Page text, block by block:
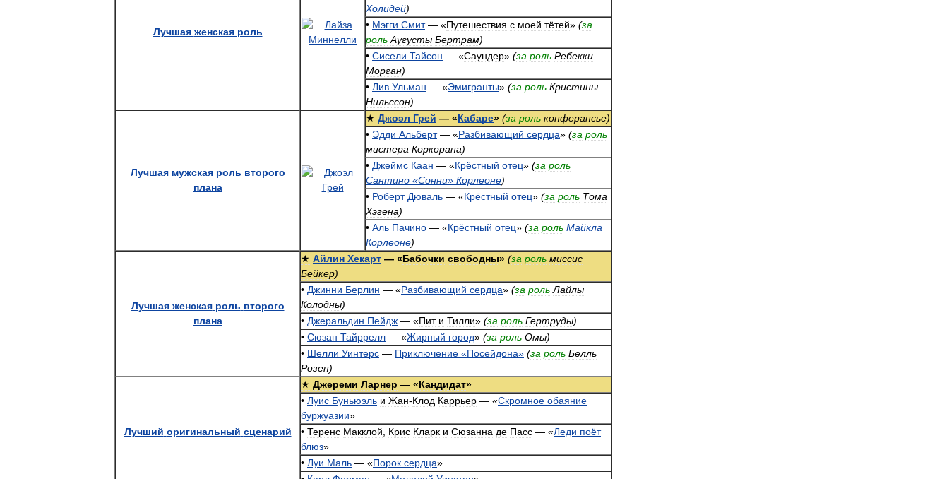
Лучшая женская роль
Холидей)
• Мэгги Смит— «Путешествия с моей тётей» (за
роль Аугусты Бертрам)
• Сисели Тайсон — «Саундер» (за роль Ребекки
Морган)
• Лив Ульман — «Эмигранты» (за роль Кристины
Нильссон)
Лучшая мужская роль второго
плана
★ Джоэл Грей — «Кабаре» (за роль конферансье)
• Эдди Альберт— «Разбивающий сердца» (за роль
мистера Коркорана)
• Джеймс Каан — «Крёстный отец» (за роль
Сантино «Сонни» Корлеоне)
• Роберт Дюваль — «Крёстный отец» (за роль Тома
Хэгена)
• Аль Пачино — «Крёстный отец» (за роль Майкла
Корлеоне)
Лучшая женская роль второго
плана
★ Айлин Хекарт — «Бабочки свободны» (за роль миссис
Бейкер)
• Джинни Берлин — «Разбивающий сердца» (за роль Лайлы
Колодны)
• Джеральдин Пейдж — «Пит и Тилли» (за роль Гертруды)
• Сюзан Тайррелл — «Жирный город» (за роль Омы)
• Шелли Уинтерс — Приключение «Посейдона» (за роль Белль
Розен)
Лучший оригинальный сценарий
★ Джереми Ларнер — «Кандидат»
• Луис Буньюэль и Жан-Клод Каррьер — «Скромное обаяние
буржуазии»
• Теренс Макклой Крис Кларк и Сюзанна де Пасс — «Леди поёт
блюз»
• Луи Маль — «Порок сердца»